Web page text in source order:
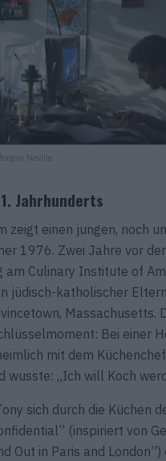
Neville
Jahrhunderts
zeigt einen jungen, noch
1976. Zwei Jahre vor
am Culinary Institute of
jüdisch-katholischer
Massachusetts.
Bei einer
mit dem Küchenchef
wusste: „Ich will Koch
sich durch die Küchen
(inspiriert von
Out in Paris and London”)